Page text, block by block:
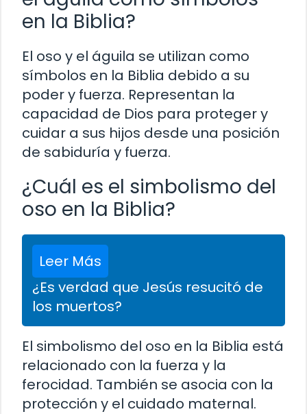
en la Biblia?
El oso y el águila se utilizan como
símbolos en la Biblia debido a su
poder y fuerza. Representan la
capacidad de Dios para proteger y
cuidar a sus hijos desde una posición
de sabiduría y fuerza.
¿Cuál es el simbolismo del
oso en la Biblia?
Leer Más
¿Es verdad que Jesús resucitó de
los muertos?
El simbolismo del oso en la Biblia está
relacionado con la fuerza y la
ferocidad. También se asocia con la
protección y el cuidado maternal.